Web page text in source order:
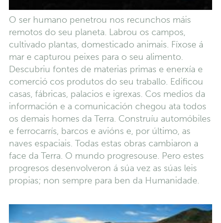
O ser humano penetrou nos recunchos máis
remotos do seu planeta. Labrou os campos,
cultivado plantas, domesticado animais. Fíxose á
mar e capturou peixes para o seu alimento.
Descubriu fontes de materias primas e enerxía e
comerció cos produtos do seu traballo. Edificou
casas, fábricas, palacios e igrexas. Cos medios da
información e a comunicación chegou ata todos
os demais homes da Terra. Construíu automóbiles
e ferrocarrís, barcos e avións e, por último, as
naves espaciais. Todas estas obras cambiaron a
face da Terra. O mundo progresouse. Pero estes
progresos desenvolveron á súa vez as súas leis
propias; non sempre para ben da Humanidade.